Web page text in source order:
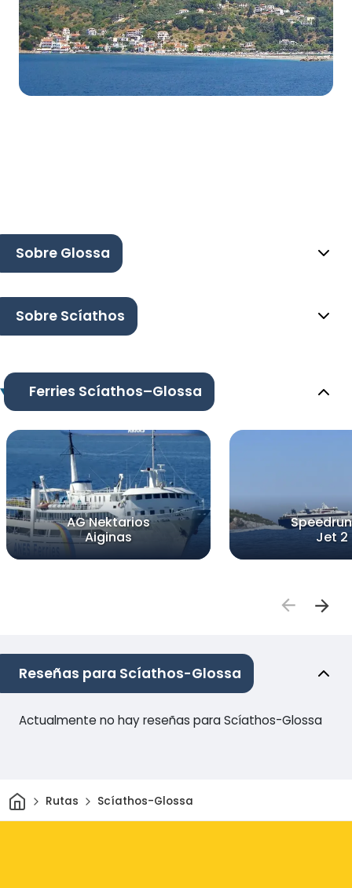
Sobre Glossa
Sobre Scíathos
Ferries Scíathos–Glossa
AG Nektarios
Aiginas
Jet 2
Reseñas para Scíathos-Glossa
Actualmente no hay reseñas para Scíathos-Glossa
InicioRutas Scíathos-Glossa